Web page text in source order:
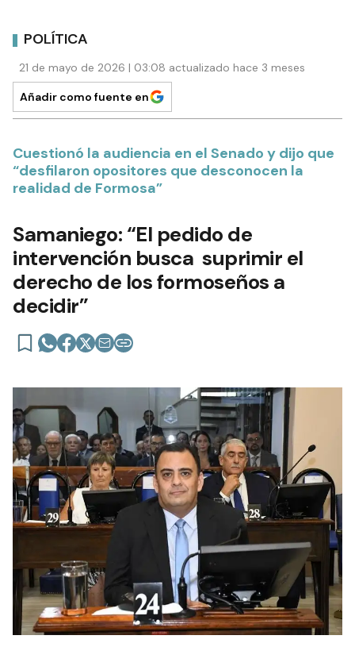
POLÍTICA
21 de mayo de 2026 | 03:08 actualizado hace 3 meses
Añadir como fuente en
Cuestionó la audiencia en el Senado y dijo que
“desfilaron opositores que desconocen la
realidad de Formosa”
Samaniego: “El pedido de
intervención busca suprimir el
derecho de los formoseños a
decidir”